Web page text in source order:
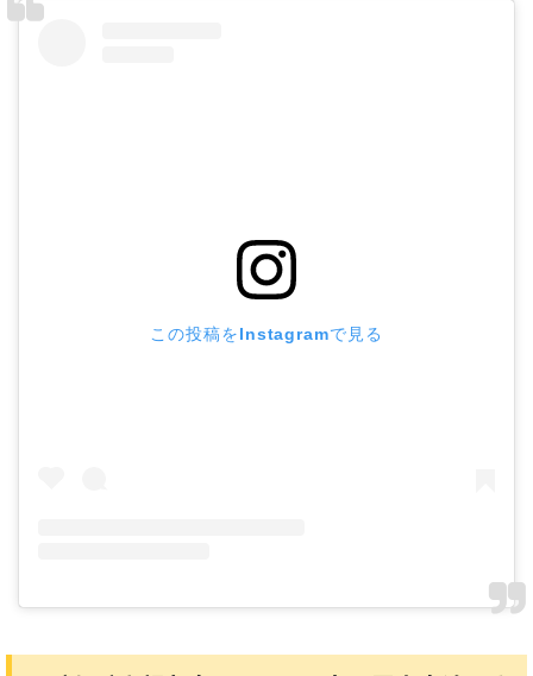
この投稿をInstagramで見る